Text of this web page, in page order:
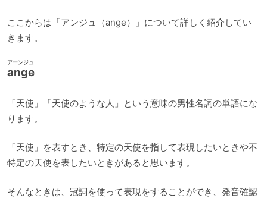
ここからは「アンジュ（ange）」について詳しく紹介してい
きます。
ange
アーンジュ
「天使」「天使のような人」という意味の男性名詞の単語にな
ります。
「天使」を表すとき、特定の天使を指して表現したいときや不
特定の天使を表したいときがあると思います。
そんなときは、冠詞を使って表現をすることができ、発音確認